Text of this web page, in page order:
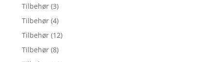
Tilbehør (3)
Tilbehør (4)
Tilbehør (12)
Tilbehør (8)